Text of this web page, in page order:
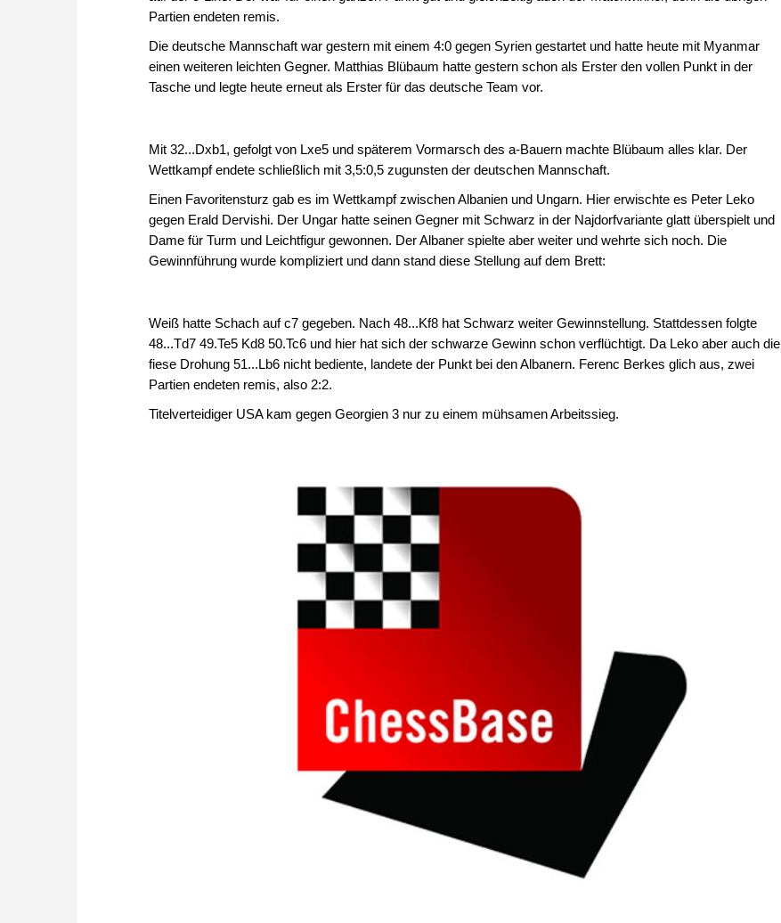
Partien endeten remis.
Die deutsche Mannschaft war gestern mit einem 4:0 gegen Syrien gestartet und hatte heute mit Myanmar
einen weiteren leichten Gegner. Matthias Blübaum hatte gestern schon als Erster den vollen Punkt in der
Tasche und legte heute erneut als Erster für das deutsche Team vor.
Mit 32...Dxb1, gefolgt von Lxe5 und späterem Vormarsch des a-Bauern machte Blübaum alles klar. Der
Wettkampf endete schließlich mit 3,5:0,5 zugunsten der deutschen Mannschaft.
Einen Favoritensturz gab es im Wettkampf zwischen Albanien und Ungarn. Hier erwischte es Peter Leko
gegen Erald Dervishi. Der Ungar hatte seinen Gegner mit Schwarz in der Najdorfvariante glatt überspielt und
Dame für Turm und Leichtfigur gewonnen. Der Albaner spielte aber weiter und wehrte sich noch. Die
Gewinnführung wurde kompliziert und dann stand diese Stellung auf dem Brett:
Weiß hatte Schach auf c7 gegeben. Nach 48...Kf8 hat Schwarz weiter Gewinnstellung. Stattdessen folgte
48...Td7 49.Te5 Kd8 50.Tc6 und hier hat sich der schwarze Gewinn schon verflüchtigt. Da Leko aber auch die
fiese Drohung 51...Lb6 nicht bediente, landete der Punkt bei den Albanern. Ferenc Berkes glich aus, zwei
Partien endeten remis, also 2:2.
Titelverteidiger USA kam gegen Georgien 3 nur zu einem mühsamen Arbeitssieg.